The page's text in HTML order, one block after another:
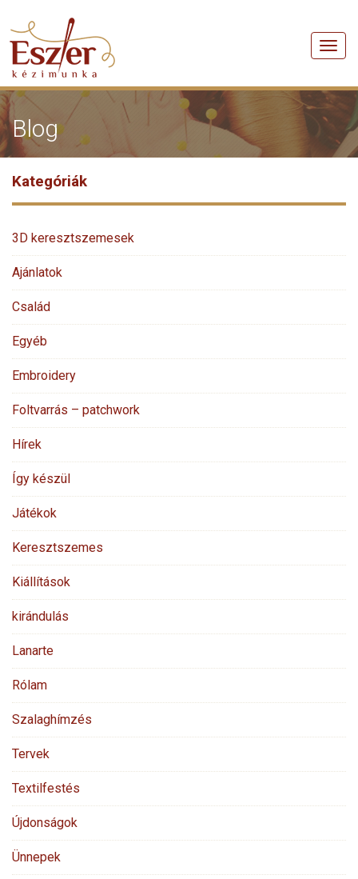
Menü
Blog
Kategóriák
3D keresztszemesek
Ajánlatok
Család
Egyéb
Embroidery
Foltvarrás – patchwork
Hírek
Így készül
Játékok
Keresztszemes
Kiállítások
kirándulás
Lanarte
Rólam
Szalaghímzés
Tervek
Textilfestés
Újdonságok
Ünnepek